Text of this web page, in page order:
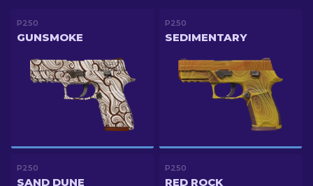
P250
GUNSMOKE
P250
SEDIMENTARY
P250
SAND DUNE
P250
RED ROCK